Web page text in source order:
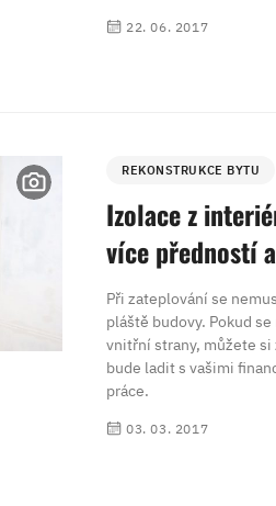
22. 06. 2017
REKONSTRUKCE BYTU
Izolace z
více předností
Při zateplování se
pláště budovy. Pokud
vnitřní strany, můžete
bude ladit s vašimi
práce.
03. 03. 2017